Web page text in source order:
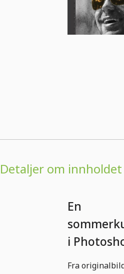
Detaljer om innholdet
En
i
Fra